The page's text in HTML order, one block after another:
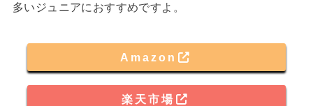
多いジュニアにおすすめですよ。
Amazon
楽天市場